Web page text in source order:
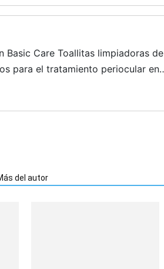
Basic Care Toallitas limpiadoras de
para el tratamiento periocular en
del autor